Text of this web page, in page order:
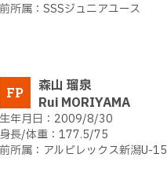
SSSジュニアユース
森山 瑠泉
Rui MORIYAMA
FP
2009/8/30
177.5/75
アルビレックス新潟U-15